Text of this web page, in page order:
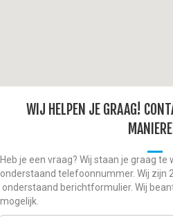
WIJ HELPEN JE GRAAG!
Heb je een vraag? Wij staan je graag
onderstaand telefoonnummer. Wij zijn
onderstaand berichtformulier. Wij
mogelijk.